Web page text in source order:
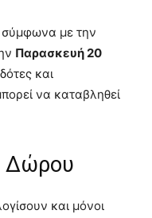
σύμφωνα με την
Παρασκευή 20
και
να καταβληθεί
Δώρου
και μόνοι